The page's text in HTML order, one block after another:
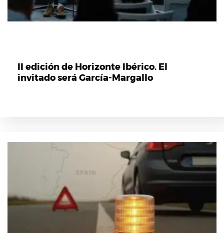
II edición de Horizonte Ibérico. El
invitado será García-Margallo